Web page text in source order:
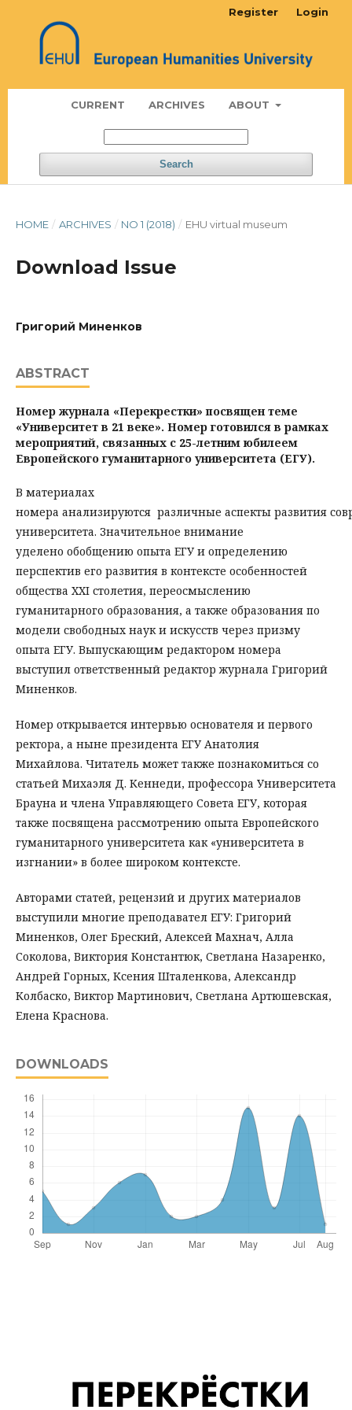
CURRENT ARCHIVES ABOUT
Search
Register Login
HOME / ARCHIVES / NO 1 (2018) / EHU virtual museum
Download Issue
Григорий Миненков
ABSTRACT
Номер журнала «Перекрестки» посвящен теме
«Университет в 21 веке». Номер готовился в рамках
мероприятий, связанных с 25-летним юбилеем
Европейского гуманитарного университета (ЕГУ).
В материалах
номера анализируются различные аспекты развития
университета. Значительное внимание
уделено обобщению опыта ЕГУ и определению
перспектив его развития в контексте особенностей
общества XXI столетия, переосмыслению
гуманитарного образования, а также образования по
модели свободных наук и искусств через призму
опыта ЕГУ. Выпускающим редактором номера
выступил ответственный редактор журнала Григорий
Миненков.
Номер открывается интервью основателя и первого
ректора, а ныне президента ЕГУ Анатолия
Михайлова. Читатель может также познакомиться со
статьей Михаэля Д. Кеннеди, профессора Университета
Брауна и члена Управляющего Совета ЕГУ, которая
также посвящена рассмотрению опыта Европейского
гуманитарного университета как «университета в
изгнании» в более широком контексте.
Авторами статей, рецензий и других материалов
выступили многие преподавател ЕГУ: Григорий
Миненков, Олег Бреский, Алексей Махнач, Алла
Соколова, Виктория Константюк, Светлана Назаренко,
Андрей Горных, Ксения Шталенкова, Александр
Колбаско, Виктор Мартинович, Светлана Артюшевская,
Елена Краснова.
DOWNLOADS